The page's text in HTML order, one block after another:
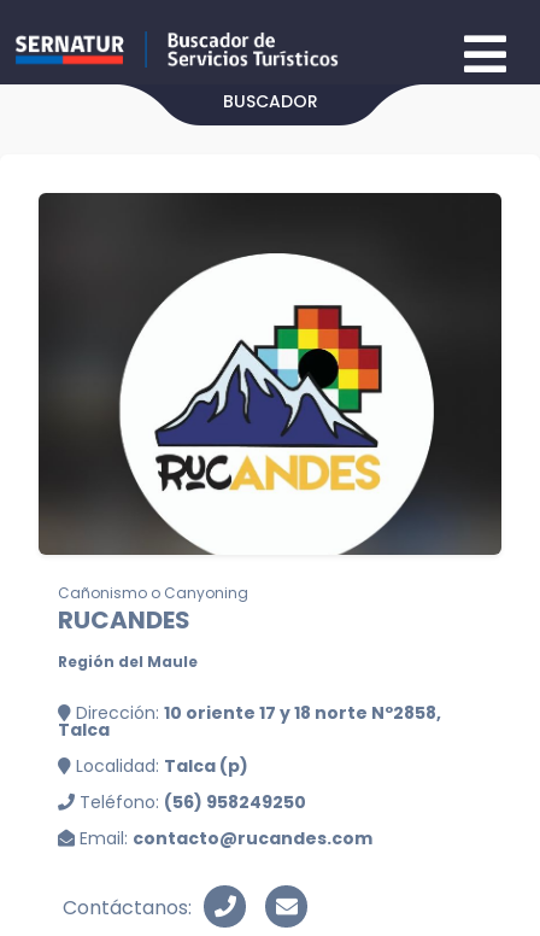
BUSCADOR
Cañonismo o Canyoning
RUCANDES
Región del Maule
Dirección: 10 oriente 17 y 18 norte Nº2858,
Talca
Localidad: Talca (p)
Teléfono: (56) 958249250
Email: contacto@rucandes.com
Contáctanos: